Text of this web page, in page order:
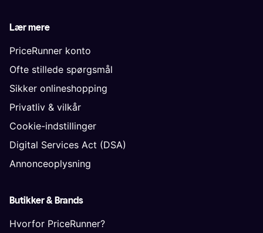
Lær mere
PriceRunner konto
Ofte stillede spørgsmål
Sikker onlineshopping
Privatliv & vilkår
Cookie-indstillinger
Digital Services Act (DSA)
Annonceoplysning
Butikker & Brands
Hvorfor PriceRunner?